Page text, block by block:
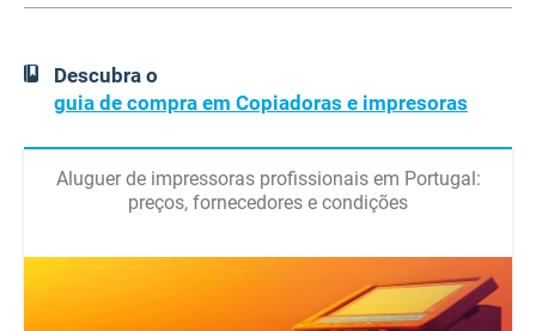
Descubra o
guia de compra em Copiadoras e impresoras
Aluguer de impressoras profissionais em Portugal:
preços, fornecedores e condições